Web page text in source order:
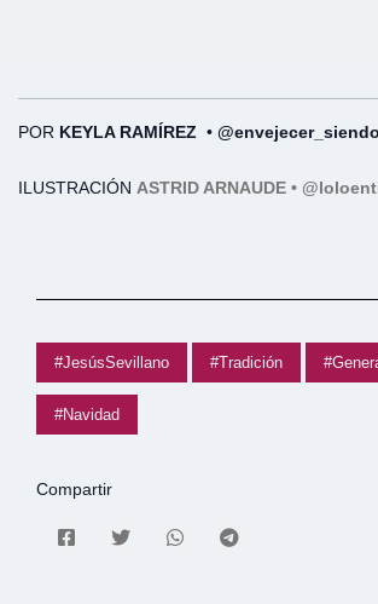
POR KEYLA RAMÍREZ • @envejecer_siendo
ILUSTRACIÓN ASTRID ARNAUDE •
#JesúsSevillano #Tradición
#Navidad
Compartir